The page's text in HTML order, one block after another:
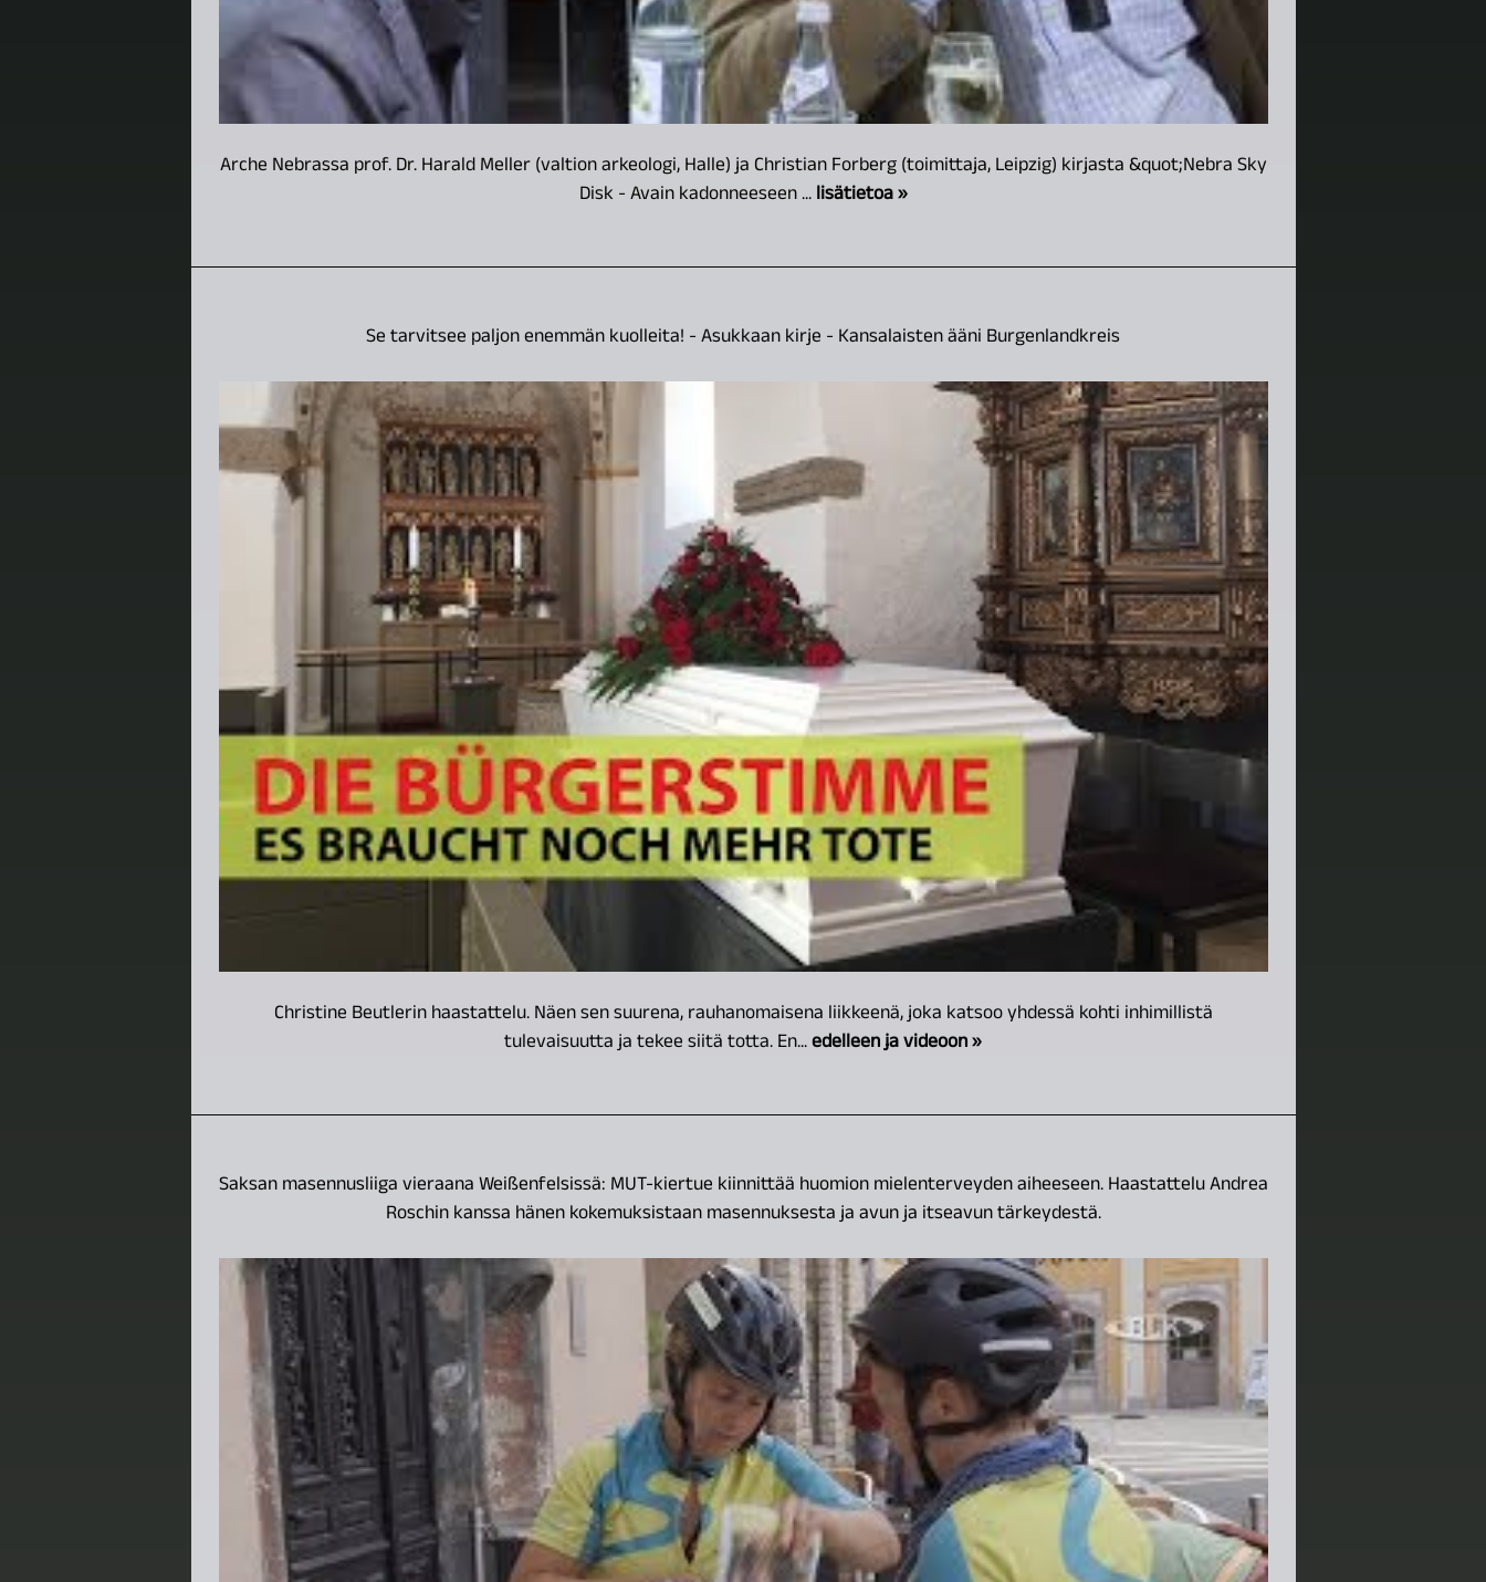
Arche Nebrassa prof. Dr. Harald Meller (valtion arkeologi, Halle) ja Christian Forberg (toimittaja, Leipzig) kirjasta &quot;Nebra Sky
Disk - Avain kadonneeseen ...lisätietoa »
Se tarvitsee paljon enemmän kuolleita! - Asukkaan kirje - Kansalaisten ääni Burgenlandkreis
Christine Beutlerin haastattelu. Näen sen suurena, rauhanomaisena liikkeenä, joka katsoo yhdessä kohti inhimillistä
tulevaisuutta ja tekee siitä totta. En...edelleen ja videoon »
Saksan masennusliiga vieraana Weißenfelsissä: MUT-kiertue kiinnittää huomion mielenterveyden aiheeseen. Haastattelu Andrea
Roschin kanssa hänen kokemuksistaan ​​masennuksesta ja avun ja itseavun tärkeydestä.